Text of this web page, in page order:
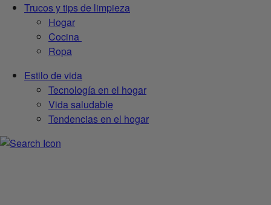
Trucos y tips de limpieza
Hogar
Cocina
Ropa
Estilo de vida
Tecnología en el hogar
Vida saludable
Tendencias en el hogar